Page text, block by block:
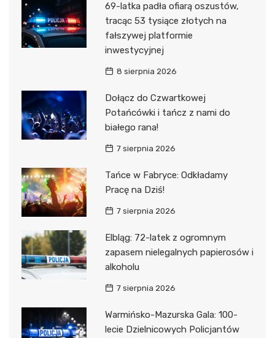
69-latka padła ofiarą oszustów,
tracąc 53 tysiące złotych na
fałszywej platformie
inwestycyjnej
8 sierpnia 2026
Dołącz do Czwartkowej
Potańcówki i tańcz z nami do
białego rana!
7 sierpnia 2026
Tańce w Fabryce: Odkładamy
Pracę na Dziś!
7 sierpnia 2026
Elbląg: 72-latek z ogromnym
zapasem nielegalnych papierosów i
alkoholu
7 sierpnia 2026
Warmińsko-Mazurska Gala: 100-
lecie Dzielnicowych Policjantów